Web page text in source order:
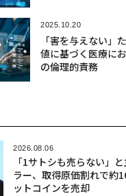
2025.10.20
「害を与えない」
値に基づく医療に
の倫理的責務
2026.08.06
「1サトシも売らない」
ラー、取得原価割れで約
ットコインを売却